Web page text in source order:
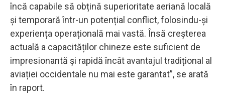
încă capabile să obțină superioritate aeriană locală
și temporară într-un potențial conflict, folosindu-și
experiența operațională mai vastă. Însă creșterea
actuală a capacităților chineze este suficient de
impresionantă și rapidă încât avantajul tradițional al
aviației occidentale nu mai este garantat”, se arată
în raport.